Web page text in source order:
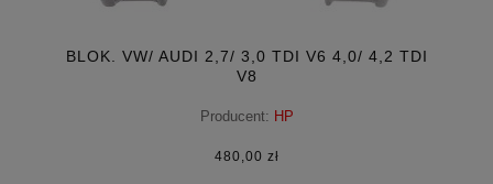
BLOK. VW/ AUDI 2,7/ 3,0 TDI V6 4,0/ 4,2 TDI
V8
Producent: HP
480,00 zł